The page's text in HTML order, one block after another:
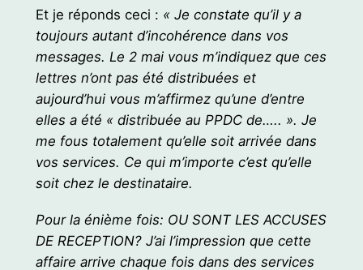
Et je réponds ceci : « Je constate qu’il y a
toujours autant d’incohérence dans vos
messages. Le 2 mai vous m’indiquez que ces
lettres n’ont pas été distribuées et
aujourd’hui vous m’affirmez qu’une d’entre
elles a été « distribuée au PPDC de….. ». Je
me fous totalement qu’elle soit arrivée dans
vos services. Ce qui m’importe c’est qu’elle
soit chez le destinataire.
Pour la énième fois: OU SONT LES ACCUSES
DE RECEPTION? J’ai l’impression que cette
affaire arrive chaque fois dans des services